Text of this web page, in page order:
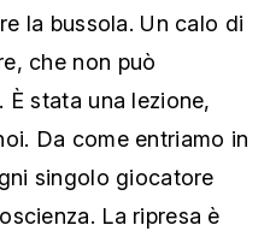
la bussola. Un calo di
che non può
È stata una lezione,
Da come entriamo in
singolo giocatore
La ripresa è